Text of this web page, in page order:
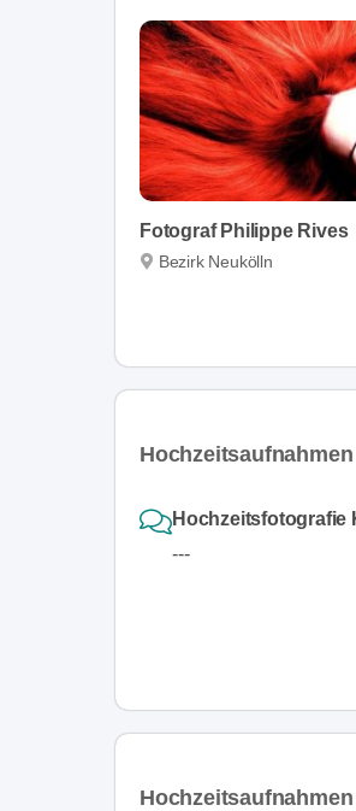
Fotograf Philippe Rives
Bezirk Neukölln
Hochzeitsfotografie
---